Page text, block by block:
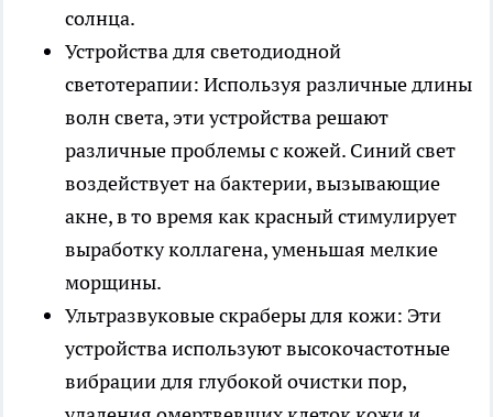
солнца.
Устройства для светодиодной
светотерапии: Используя различные длины
волн света, эти устройства решают
различные проблемы с кожей. Синий свет
воздействует на бактерии, вызывающие
акне, в то время как красный стимулирует
выработку коллагена, уменьшая мелкие
морщины.
Ультразвуковые скраберы для кожи: Эти
устройства используют высокочастотные
вибрации для глубокой очистки пор,